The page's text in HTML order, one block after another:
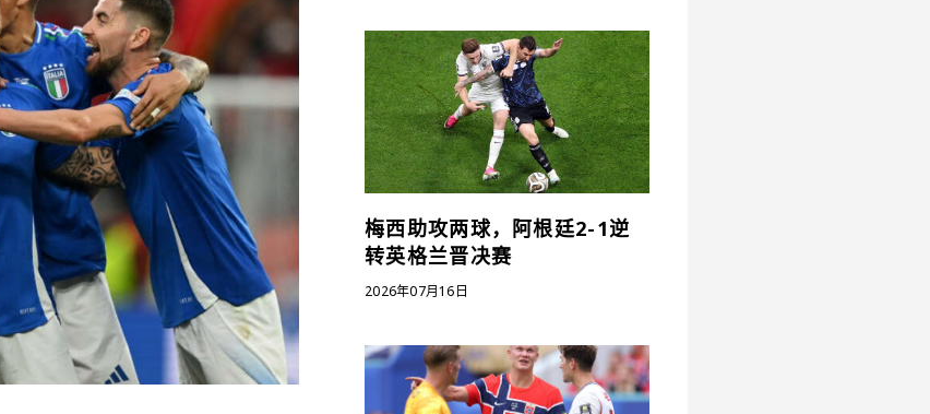
梅西助攻两球，阿根廷2-1逆
转英格兰晋决赛
2026年07月16日